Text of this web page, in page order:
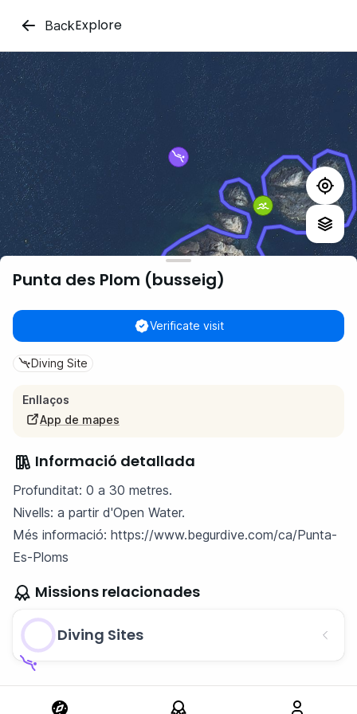
BackExplore
Punta des Plom (busseig)
Verificate visit
Diving Site
Enllaços
App de mapes
Informació detallada
Profunditat: 0 a 30 metres.
Nivells: a partir d'Open Water.
Més informació: https://www.begurdive.com/ca/Punta-
Es-Ploms
Missions relacionades
Diving Sites